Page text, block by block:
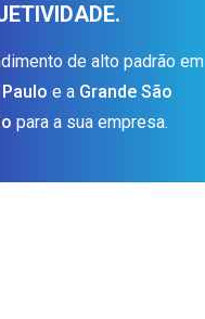
de alto padrão em
e a Grande São
para a sua empresa.